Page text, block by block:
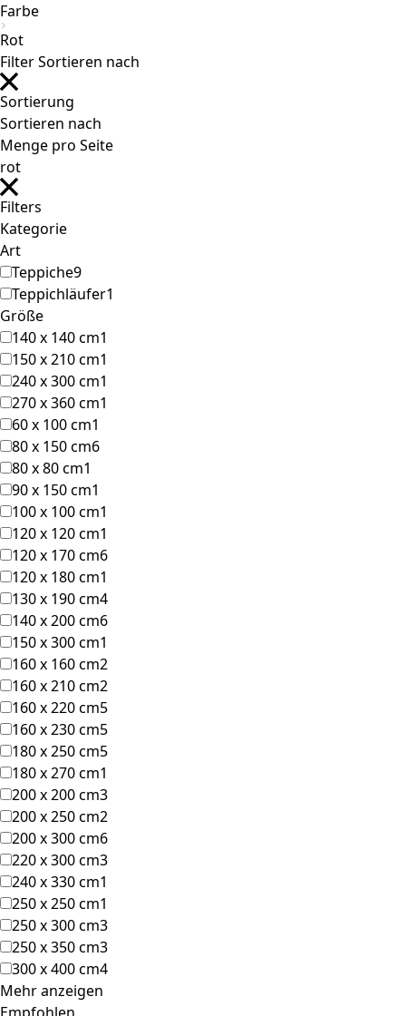
Farbe
Rot
FilterSortieren nach
Sortierung
Sortieren nach
Menge pro Seite
rot
Filters
Kategorie
Art
Teppiche9
Teppichläufer1
Größe
140 x 140 cm1
150 x 210 cm1
240 x 300 cm1
270 x 360 cm1
60 x 100 cm1
80 x 150 cm6
80 x 80 cm1
90 x 150 cm1
100 x 100 cm1
120 x 120 cm1
120 x 170 cm6
120 x 180 cm1
130 x 190 cm4
140 x 200 cm6
150 x 300 cm1
160 x 160 cm2
160 x 210 cm2
160 x 220 cm5
160 x 230 cm5
180 x 250 cm5
180 x 270 cm1
200 x 200 cm3
200 x 250 cm2
200 x 300 cm6
220 x 300 cm3
240 x 330 cm1
250 x 250 cm1
250 x 300 cm3
250 x 350 cm3
300 x 400 cm4
Mehr anzeigen